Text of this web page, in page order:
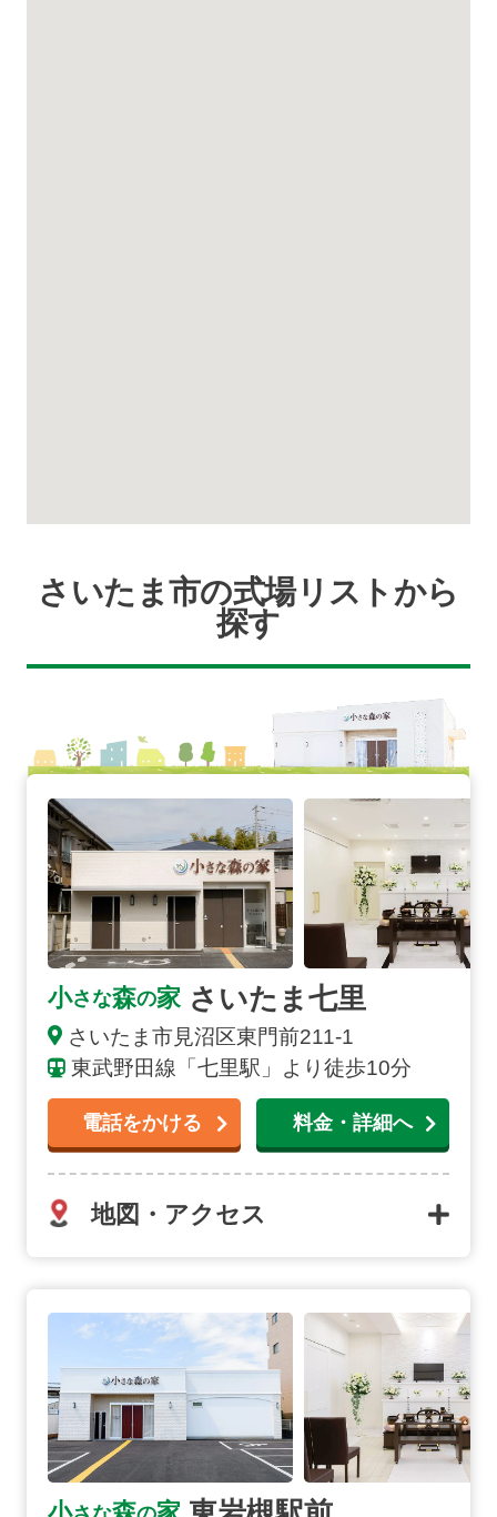
さいたま市の式場リストから
探す
小さな森の家 さいたま七里
さいたま市見沼区東門前211-1
東武野田線「七里駅」より徒歩10分
電話をかける 料金・詳細へ
地図・アクセス
お得な会員価格!